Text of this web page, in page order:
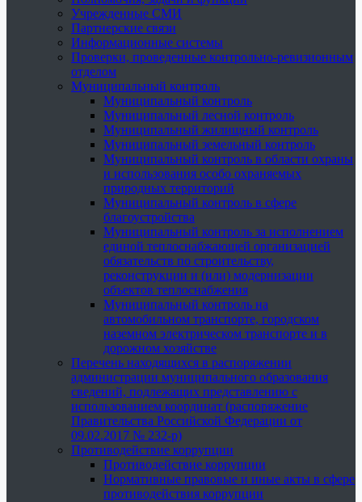
Учрежденные СМИ
Партнерские связи
Информационные системы
Проверки, проведенные контрольно-ревизионным
отделом
Муниципальный контроль
Муниципальный контроль
Муниципальный лесной контроль
Муниципальный жилищный контроль
Муниципальный земельный контроль
Муниципальный контроль в области охраны
и использования особо охраняемых
природных территорий
Муниципальный контроль в сфере
благоустройства
Муниципальный контроль за исполнением
единой теплоснабжающей организацией
обязательств по строительству,
реконструкции и (или) модернизации
объектов теплоснабжения
Муниципальный контроль на
автомобильном транспорте, городском
наземном электрическом транспорте и в
дорожном хозяйстве
Перечень находящихся в распоряжении
администрации муниципального образования
сведений, подлежащих представлению с
использованием координат (распоряжение
Правительства Российской Федерации от
09.02.2017 № 232-р)
Противодействие коррупции
Противодействие коррупции
Нормативные правовые и иные акты в сфере
противодействия коррупции